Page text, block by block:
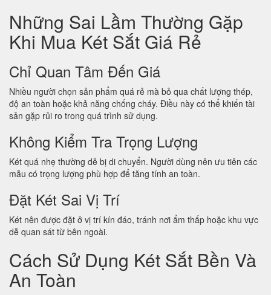
Những Sai Lầm Thường Gặp
Khi Mua Két Sắt Giá Rẻ
Chỉ Quan Tâm Đến Giá
Nhiều người chọn sản phẩm quá rẻ mà bỏ qua chất lượng thép,
độ an toàn hoặc khả năng chống cháy. Điều này có thể khiến tài
sản gặp rủi ro trong quá trình sử dụng.
Không Kiểm Tra Trọng Lượng
Két quá nhẹ thường dễ bị di chuyển. Người dùng nên ưu tiên các
mẫu có trọng lượng phù hợp để tăng tính an toàn.
Đặt Két Sai Vị Trí
Két nên được đặt ở vị trí kín đáo, tránh nơi ẩm thấp hoặc khu vực
dễ quan sát từ bên ngoài.
Cách Sử Dụng Két Sắt Bền Và
An Toàn